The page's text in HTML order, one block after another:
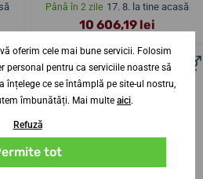
Până în 2 zile 17. 8. la tine acasă
10 606,19 lei
oferim cele mai bune servicii. Folosim
personal pentru ca serviciile noastre să
înțelege ce se întâmplă pe site-ul nostru,
îmbunătăți. Mai multe aici.
Refuză
tot